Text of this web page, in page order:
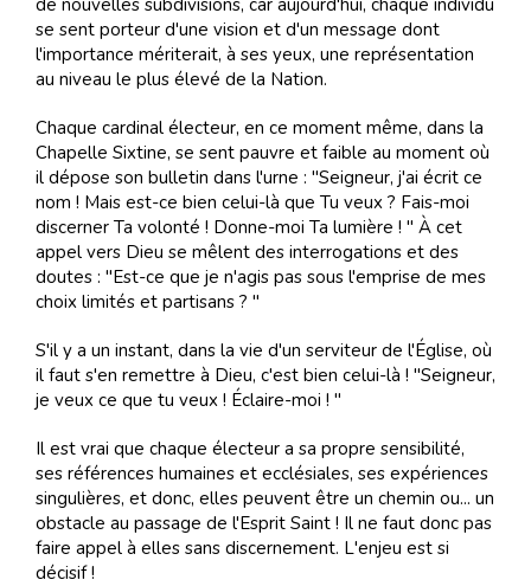
se sent porteur d'une vision et d'un message dont
l'importance mériterait, à ses yeux, une représentation
au niveau le plus élevé de la Nation.
Chaque cardinal électeur, en ce moment même, dans la
Chapelle Sixtine, se sent pauvre et faible au moment où
il dépose son bulletin dans l'urne : "Seigneur, j'ai écrit ce
nom ! Mais est-ce bien celui-là que Tu veux ? Fais-moi
discerner Ta volonté ! Donne-moi Ta lumière ! " À cet
appel vers Dieu se mêlent des interrogations et des
doutes : "Est-ce que je n'agis pas sous l'emprise de mes
choix limités et partisans ? "
S'il y a un instant, dans la vie d'un serviteur de l'Église, où
il faut s'en remettre à Dieu, c'est bien celui-là ! "Seigneur,
je veux ce que tu veux ! Éclaire-moi ! "
Il est vrai que chaque électeur a sa propre sensibilité,
ses références humaines et ecclésiales, ses expériences
singulières, et donc, elles peuvent être un chemin ou... un
obstacle au passage de l'Esprit Saint ! Il ne faut donc pas
faire appel à elles sans discernement. L'enjeu est si
décisif !